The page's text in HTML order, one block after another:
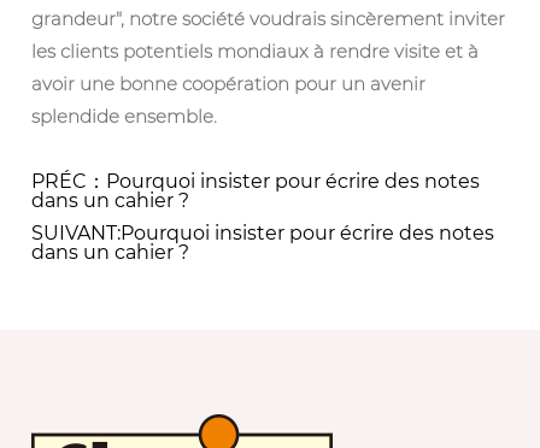
grandeur", notre société voudrais sincèrement inviter
les clients potentiels mondiaux à rendre visite et à
avoir une bonne coopération pour un avenir
splendide ensemble.
PRÉC：Pourquoi insister pour écrire des notes
dans un cahier ?
SUIVANT:Pourquoi insister pour écrire des notes
dans un cahier ?